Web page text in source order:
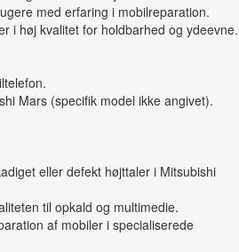
med erfaring i mobilreparation.
i høj kvalitet for holdbarhed og ydeevne.
Mars (specifik model ikke angivet).
eller defekt højttaler i Mitsubishi
til opkald og multimedie.
af mobiler i specialiserede